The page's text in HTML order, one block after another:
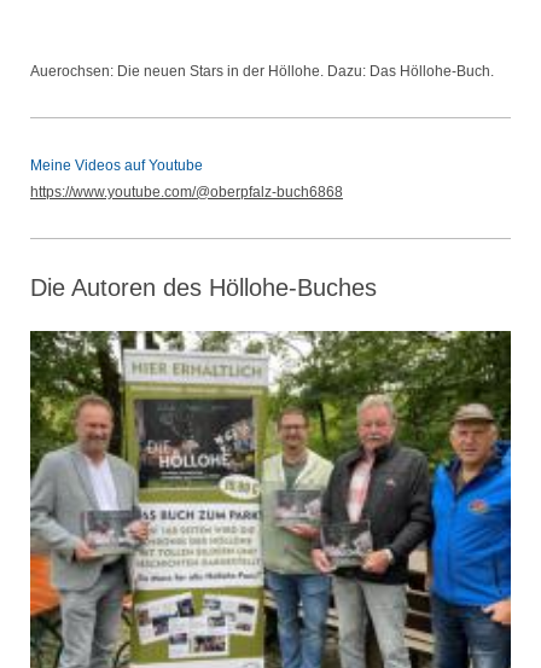
Auerochsen: Die neuen Stars in der Höllohe. Dazu: Das Höllohe-Buch.
Meine Videos auf Youtube
https://www.youtube.com/@oberpfalz-buch6868
Die Autoren des Höllohe-Buches